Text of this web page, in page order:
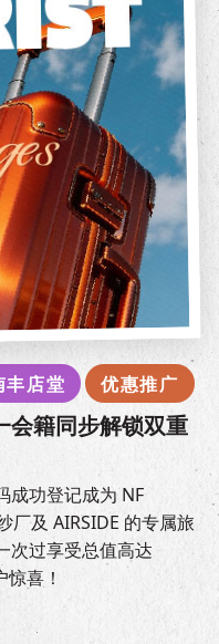
丰店堂 优惠推广
会籍同步解锁双重
成功登记成为 NF
厂及 AIRSIDE 的专属旅
次过享受总值高达
喜！